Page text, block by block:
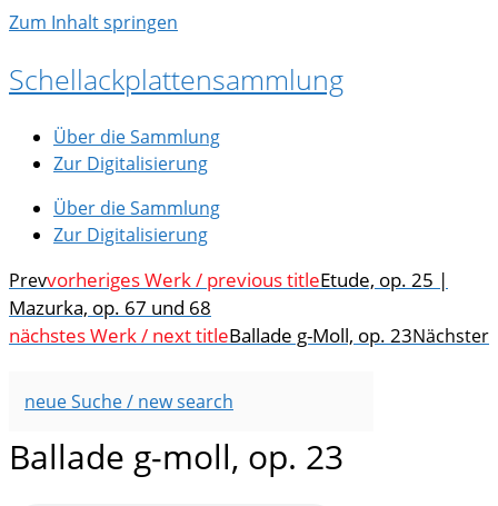
Zum Inhalt springen
Schellackplattensammlung
Über die Sammlung
Zur Digitalisierung
Über die Sammlung
Zur Digitalisierung
Prevvorheriges Werk / previous titleEtude, op. 25 |
Mazurka, op. 67 und 68
nächstes Werk / next titleBallade g-Moll, op. 23Nächster
neue Suche / new search
Ballade g-moll, op. 23